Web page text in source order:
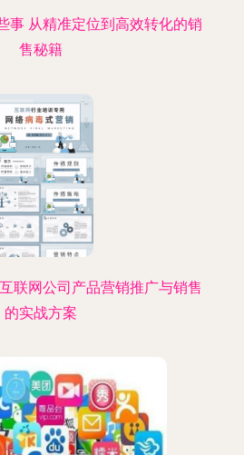
事 从精准定位到高效转化的销
售秘籍
联网公司产品营销推广与销售
的实战方案